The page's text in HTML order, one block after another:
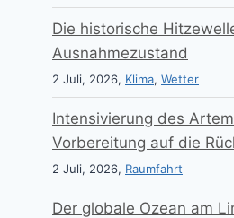
Die historische
Ausnahmezustand
2 Juli, 2026, Klima, Wetter
Intensivierung des
Vorbereitung auf die
2 Juli, 2026, Raumfahrt
Der globale Ozean am